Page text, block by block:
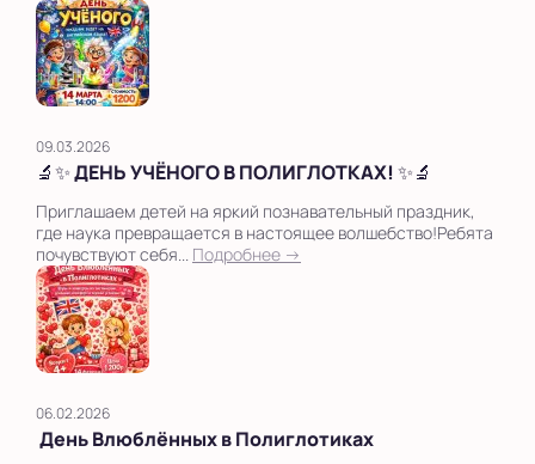
09.03.2026
🔬✨ ДЕНЬ УЧЁНОГО В ПОЛИГЛОТКАХ! ✨🔬
Приглашаем детей на яркий познавательный праздник,
где наука превращается в настоящее волшебство!Ребята
почувствуют себя... Подробнее →
06.02.2026
День Влюблённых в Полиглотиках